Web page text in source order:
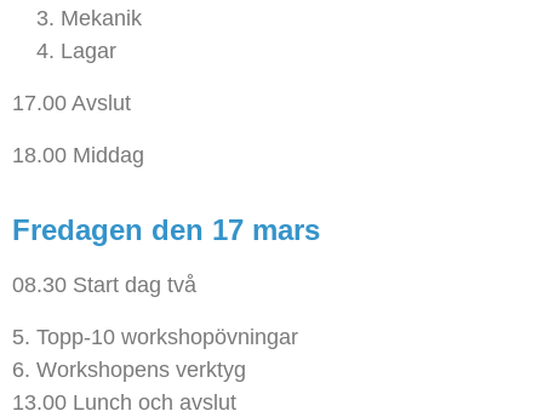
Mekanik
Lagar
17.00 Avslut
18.00 Middag
Fredagen den 17 mars
08.30 Start dag två
5. Topp-10 workshopövningar
6. Workshopens verktyg
13.00 Lunch och avslut